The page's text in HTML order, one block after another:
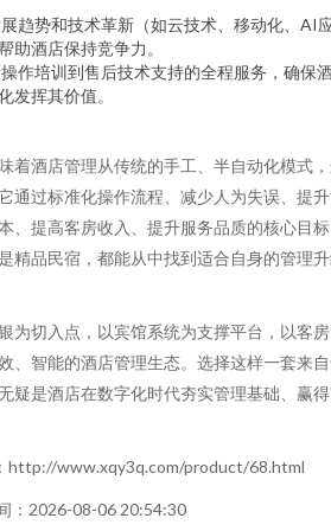
趋势和技术革新（如云技术、移动化、AI
助酒店保持竞争力。
作培训到售后技术支持的全程服务，确保
发挥其价值。
着酒店管理从传统的手工、半自动化模式
通过标准化操作流程、减少人为失误、提
、提高客房收入、提升服务品质的核心目
精品民宿，都能从中找到适合自身的管理
为切入点，以宾馆系统为支撑平台，以客
、智能的酒店管理生态。选择这样一套来
疑是酒店在数字化时代夯实管理基础、赢
http://www.xqy3q.com/product/68.html
：2026-08-06 20:54:30